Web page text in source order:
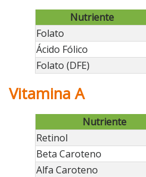
Nutriente
Folato
Ácido Fólico
Folato (DFE)
Vitamina A
Nutriente
Retinol
Beta Caroteno
Alfa Caroteno